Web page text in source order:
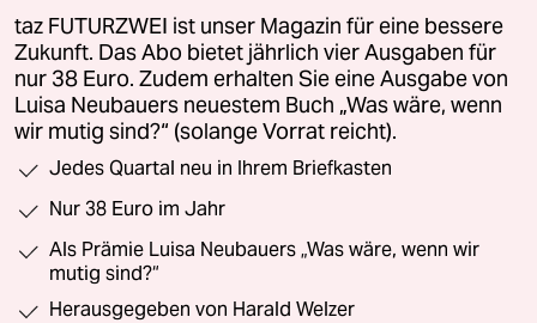
taz FUTURZWEI ist unser Magazin für eine bessere
Zukunft. Das Abo bietet jährlich vier Ausgaben für
nur 38 Euro. Zudem erhalten Sie eine Ausgabe von
Luisa Neubauers neuestem Buch „Was wäre, wenn
wir mutig sind?“ (solange Vorrat reicht).
Jedes Quartal neu in Ihrem Briefkasten
Nur 38 Euro im Jahr
Als Prämie Luisa Neubauers „Was wäre, wenn wir
mutig sind?“
Herausgegeben von Harald Welzer